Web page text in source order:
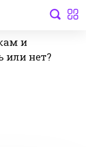
и
или нет?